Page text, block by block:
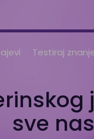
Testiraj
sve nas